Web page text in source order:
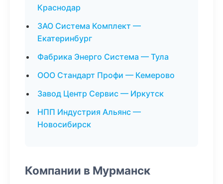
Краснодар
ЗАО Система Комплект —
Екатеринбург
Фабрика Энерго Система — Тула
ООО Стандарт Профи — Кемерово
Завод Центр Сервис — Иркутск
НПП Индустрия Альянс —
Новосибирск
Компании в Мурманск